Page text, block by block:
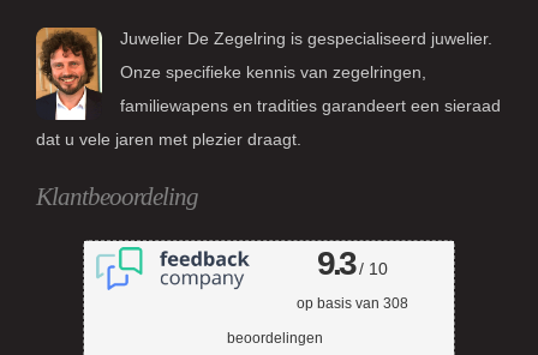
Juwelier De Zegelring is gespecialiseerd juwelier.
Onze specifieke kennis van zegelringen,
familiewapens en tradities garandeert een sieraad
dat u vele jaren met plezier draagt.
Klantbeoordeling
9.3/ 10
op basis van 308
beoordelingen